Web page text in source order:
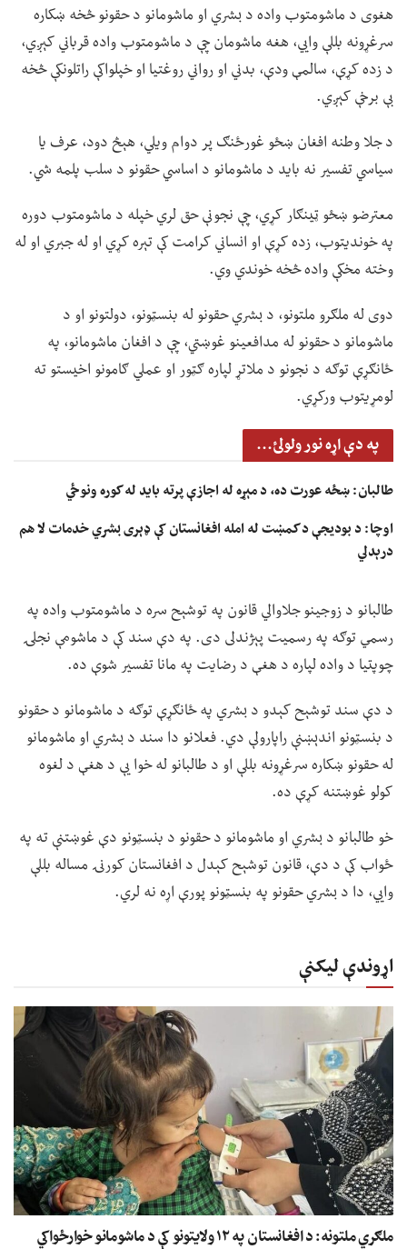
هغوی د ماشومتوب واده د بشري او ماشومانو د حقونو څخه ښکاره
سرغړونه بللې وايي، هغه ماشومان چې د ماشومتوب واده قرباني کېږي،
د زده کړې، سالمې ودې، بدني او رواني روغتیا او خپلواکې راتلونکې څخه
بې برخې کېږي.
د جلا وطنه افغان ښځو غورځنګ پر دوام ویلي، هېڅ دود، عرف یا
سیاسي تفسیر نه باید د ماشومانو د اساسي حقونو د سلب پلمه شي.
معترضو ښځو ټینګار کړي، چې نجونې حق لري خپله د ماشومتوب دوره
په خوندیتوب، زده کړې او انساني کرامت کې تېره کړي او له جبري او له
وخته مخکې واده څخه خوندي وي.
دوی له ملګرو ملتونو، د بشري حقونو له بنسټونو، دولتونو او د
ماشومانو د حقونو له مدافعینو غوښتي، چې د افغان ماشومانو، په
ځانګړې توګه د نجونو د ملاتړ لپاره ګټور او عملي ګامونو اخیستو ته
لومړیتوب ورکړي.
په دې اړه نور ولولئ...
طالبان: ښځه عورت ده، د مېړه له اجازې پرته باید له کوره ونوځي
اوچا: د بودیجې د کمښت له امله افغانستان کې ډېری بشري خدمات لا هم
درېدلي
طالبانو د زوجینو جلاوالي قانون په توشېح سره د ماشومتوب واده په
رسمي توګه په رسمیت پېژندلی دی. په دې سند کې د ماشومې نجلۍ
چوپتیا د واده لپاره د هغې د رضایت په مانا تفسیر شوې ده.
د دې سند توشېح کېدو د بشري په ځانګړې توګه د ماشومانو د حقونو
د بنسټونو اندېښنې راپارولې دي. فعلانو دا سند د بشري او ماشومانو
له حقونو ښکاره سرغړونه بللې او د طالبانو له خوا یې د هغې د لغوه
کولو غوښتنه کړې ده.
خو طالبانو د بشري او ماشومانو د حقونو د بنسټونو دې غوښتنې ته په
ځواب کې د دې، قانون توشېح کېدل د افغانستان کورنۍ مساله بللې
وايي، دا د بشري حقونو په بنسټونو پورې اړه نه لري.
اړوندې لیکنې
ملګري ملتونه: د افغانستان په ۱۲ ولایتونو کې د ماشومانو خوارځواکي